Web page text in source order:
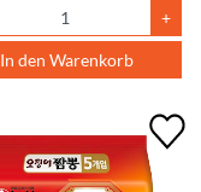
+
In den Warenkorb